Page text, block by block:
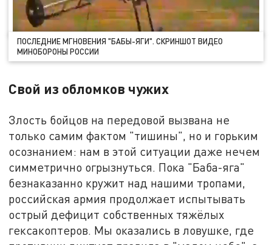
ПОСЛЕДНИЕ МГНОВЕНИЯ "БАБЫ-ЯГИ". СКРИНШОТ ВИДЕО
МИНОБОРОНЫ РОССИИ
Свой из обломков чужих
Злость бойцов на передовой вызвана не
только самим фактом "тишины", но и горьким
осознанием: нам в этой ситуации даже нечем
симметрично огрызнуться. Пока "Баба-яга"
безнаказанно кружит над нашими тропами,
российская армия продолжает испытывать
острый дефицит собственных тяжёлых
гексакоптеров. Мы оказались в ловушке, где